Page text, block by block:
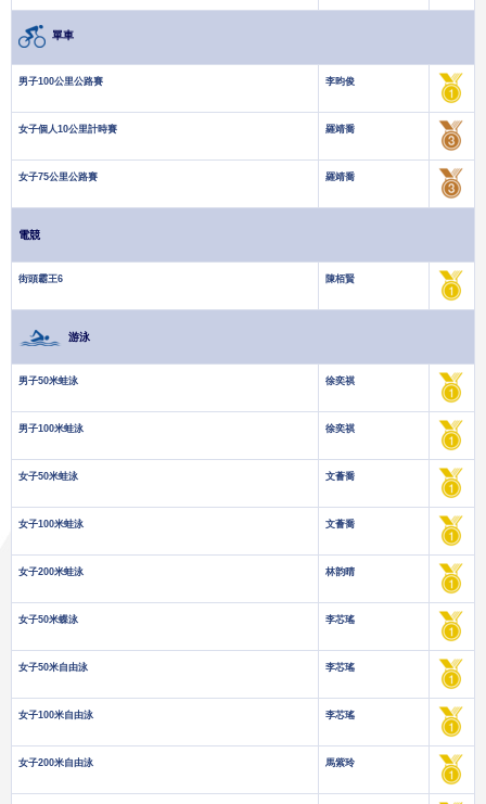
單車
男子100公里公路賽 李昀俊
女子個人10公里計時賽 羅靖喬
女子75公里公路賽 羅靖喬
電競
街頭霸王6 陳栢賢
游泳
男子50米蛙泳 徐奕祺
男子100米蛙泳 徐奕祺
女子50米蛙泳 文薈喬
女子100米蛙泳 文薈喬
女子200米蛙泳 林韵晴
女子50米蝶泳 李芯瑤
女子50米自由泳 李芯瑤
女子100米自由泳 李芯瑤
女子200米自由泳 馬紫玲